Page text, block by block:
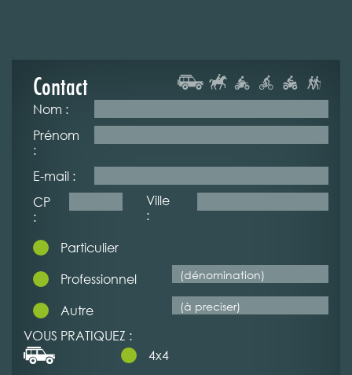
Contact
Nom :
Prénom
:
E-mail :
CP
:
Ville
:
Particulier
Professionnel
Autre
VOUS PRATIQUEZ :
4x4